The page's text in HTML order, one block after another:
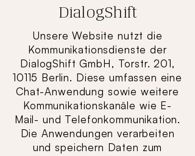
DialogShift
Unsere Website nutzt die
Kommunikationsdienste der
DialogShift GmbH, Torstr. 201,
10115 Berlin. Diese umfassen eine
Chat-Anwendung sowie weitere
Kommunikationskanäle wie E-
Mail- und Telefonkommunikation.
Die Anwendungen verarbeiten
und speichern Daten zum